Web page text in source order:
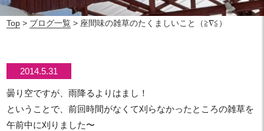
Top > ブログ一覧 > 座間味の雑草のたくましいこと（≧∇≦）
2014.5.31
曇り空ですが、雨降るよりはまし！
ということで、前回時間がなくて刈らなかったところの雑草を
午前中に刈りました〜